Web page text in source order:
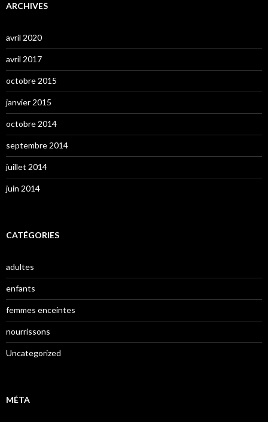
ARCHIVES
avril 2020
avril 2017
octobre 2015
janvier 2015
octobre 2014
septembre 2014
juillet 2014
juin 2014
CATÉGORIES
adultes
enfants
femmes enceintes
nourrissons
Uncategorized
MÉTA